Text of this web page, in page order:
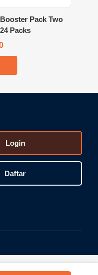
Pack Two
Packs
Login
Daftar